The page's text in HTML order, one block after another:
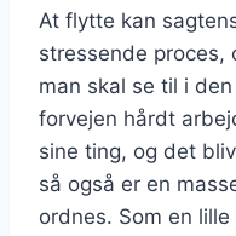
At flytte kan
stressende proces,
man skal se til i
forvejen hårdt
sine ting, og det
så også er en
ordnes. Som en